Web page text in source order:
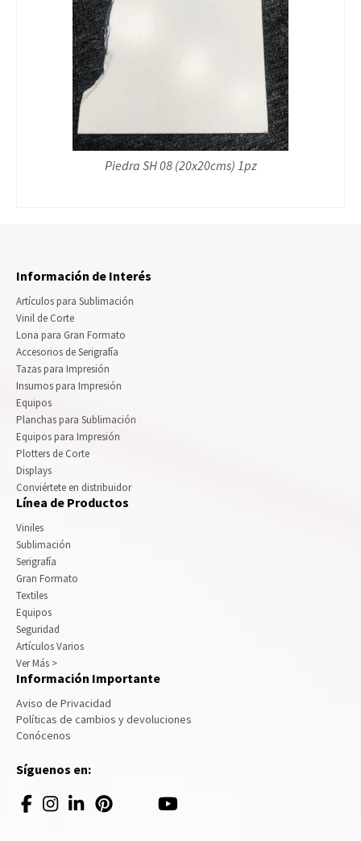
Piedra SH 08 (20x20cms) 1pz
Información de Interés
Artículos para Sublimación
Vinil de Corte
Lona para Gran Formato
Accesorios de Serigrafía
Tazas para Impresión
Insumos para Impresión
Equipos
Planchas para Sublimación
Equipos para Impresión
Plotters de Corte
Displays
Conviértete en distribuidor
Línea de Productos
Viniles
Sublimación
Serigrafía
Gran Formato
Textiles
Equipos
Seguridad
Artículos Varios
Ver Más >
Información Importante
Aviso de Privacidad
Políticas de cambios y devoluciones
Conócenos
Síguenos en: